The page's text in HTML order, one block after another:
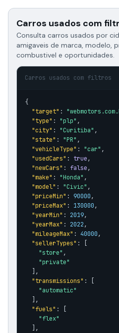
Carros usados com
Consulta carros usados por
amigaveis de marca, modelo,
combustivel e oportunidades.
Carros usados com filtros
{
"target" :
"type" : "plp" ,
"city" : "Curitiba" ,
"state" : "PR" ,
"vehicleType" : "car" ,
"usedCars" : true,
"newCars" : false,
"make" : "Honda" ,
"model" : "Civic" ,
"priceMin" : 90000,
"priceMax" : 130000,
"yearMin" : 2019,
"yearMax" : 2022,
"mileageMax" : 40000,
"sellerTypes" : [
"store" ,
"private"
  ],
"transmissions" : [
"automatic"
  ],
"fuels" : [
"flex"
  ],